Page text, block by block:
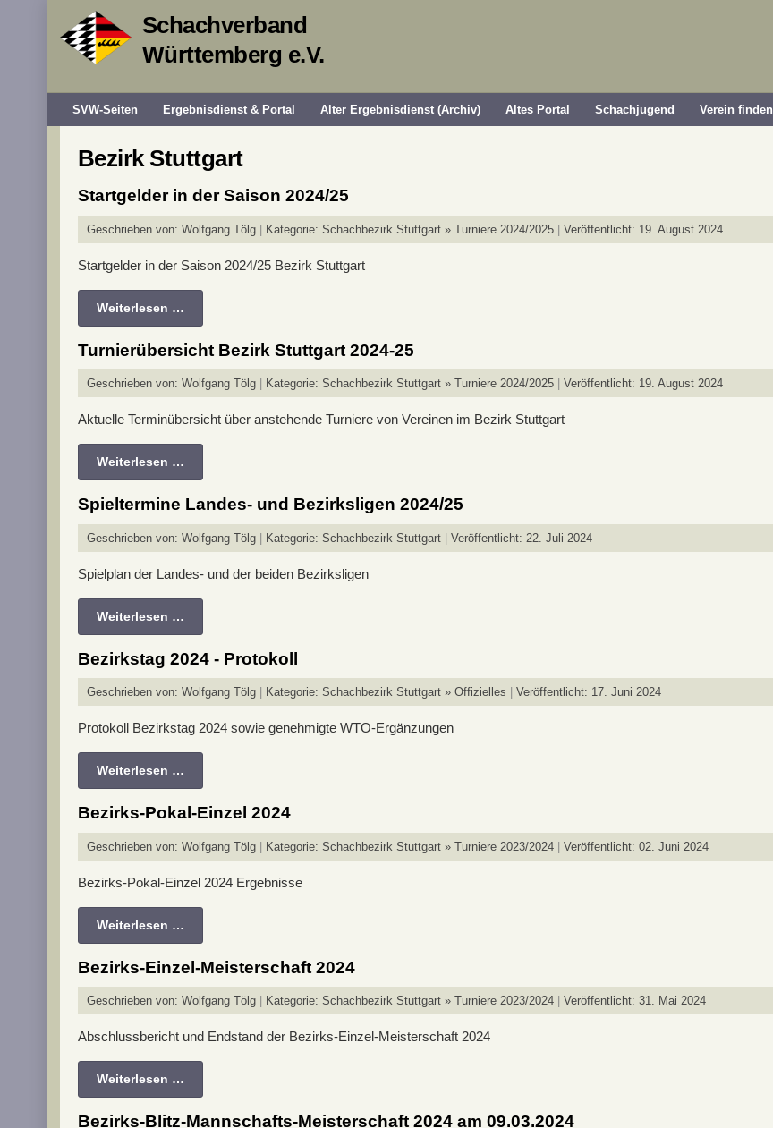
Schachverband
Württemberg e.V.
SVW-Seiten Ergebnisdienst & Portal Alter Ergebnisdienst (Archiv) Altes Portal Schachjugend Verein finden
Bezirk Stuttgart
Startgelder in der Saison 2024/25
Geschrieben von: Wolfgang Tölg Kategorie: Schachbezirk Stuttgart » Turniere 2024/2025 Veröffentlicht: 19. August 2024
Startgelder in der Saison 2024/25 Bezirk Stuttgart
Weiterlesen …
Turnierübersicht Bezirk Stuttgart 2024-25
Geschrieben von: Wolfgang Tölg Kategorie: Schachbezirk Stuttgart » Turniere 2024/2025 Veröffentlicht: 19. August 2024
Aktuelle Terminübersicht über anstehende Turniere von Vereinen im Bezirk Stuttgart
Weiterlesen …
Spieltermine Landes- und Bezirksligen 2024/25
Geschrieben von: Wolfgang Tölg Kategorie: Schachbezirk Stuttgart Veröffentlicht: 22. Juli 2024
Spielplan der Landes- und der beiden Bezirksligen
Weiterlesen …
Bezirkstag 2024 - Protokoll
Geschrieben von: Wolfgang Tölg Kategorie: Schachbezirk Stuttgart » Offizielles Veröffentlicht: 17. Juni 2024
Protokoll Bezirkstag 2024 sowie genehmigte WTO-Ergänzungen
Weiterlesen …
Bezirks-Pokal-Einzel 2024
Geschrieben von: Wolfgang Tölg Kategorie: Schachbezirk Stuttgart » Turniere 2023/2024 Veröffentlicht: 02. Juni 2024
Bezirks-Pokal-Einzel 2024 Ergebnisse
Weiterlesen …
Bezirks-Einzel-Meisterschaft 2024
Geschrieben von: Wolfgang Tölg Kategorie: Schachbezirk Stuttgart » Turniere 2023/2024 Veröffentlicht: 31. Mai 2024
Abschlussbericht und Endstand der Bezirks-Einzel-Meisterschaft 2024
Weiterlesen …
Bezirks-Blitz-Mannschafts-Meisterschaft 2024 am 09.03.2024